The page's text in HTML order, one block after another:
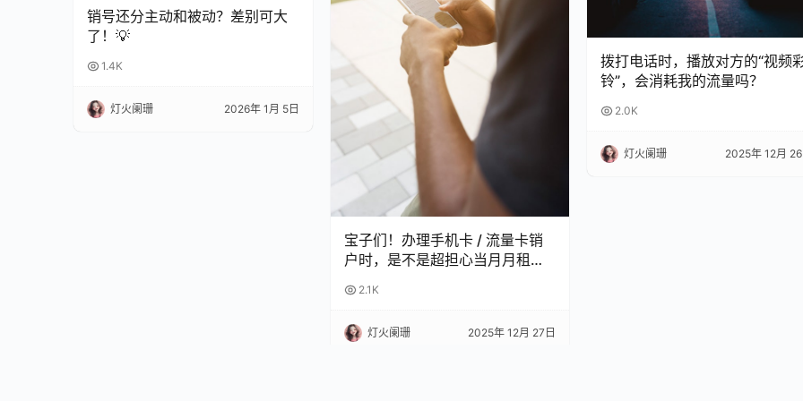
销号还分主动和被动？差别可大
了！💡
1.4K
灯火阑珊 2026年 1月 5日
宝子们！办理手机卡 / 流量卡销
户时，是不是超担心当月月租白
完再也不怕被坑啦！
2.1K
灯火阑珊 2025年 12月 27日
拨打电话时，播放对方的“视频
铃”，会消耗我的流量吗？
2.0K
灯火阑珊 2025年 12月